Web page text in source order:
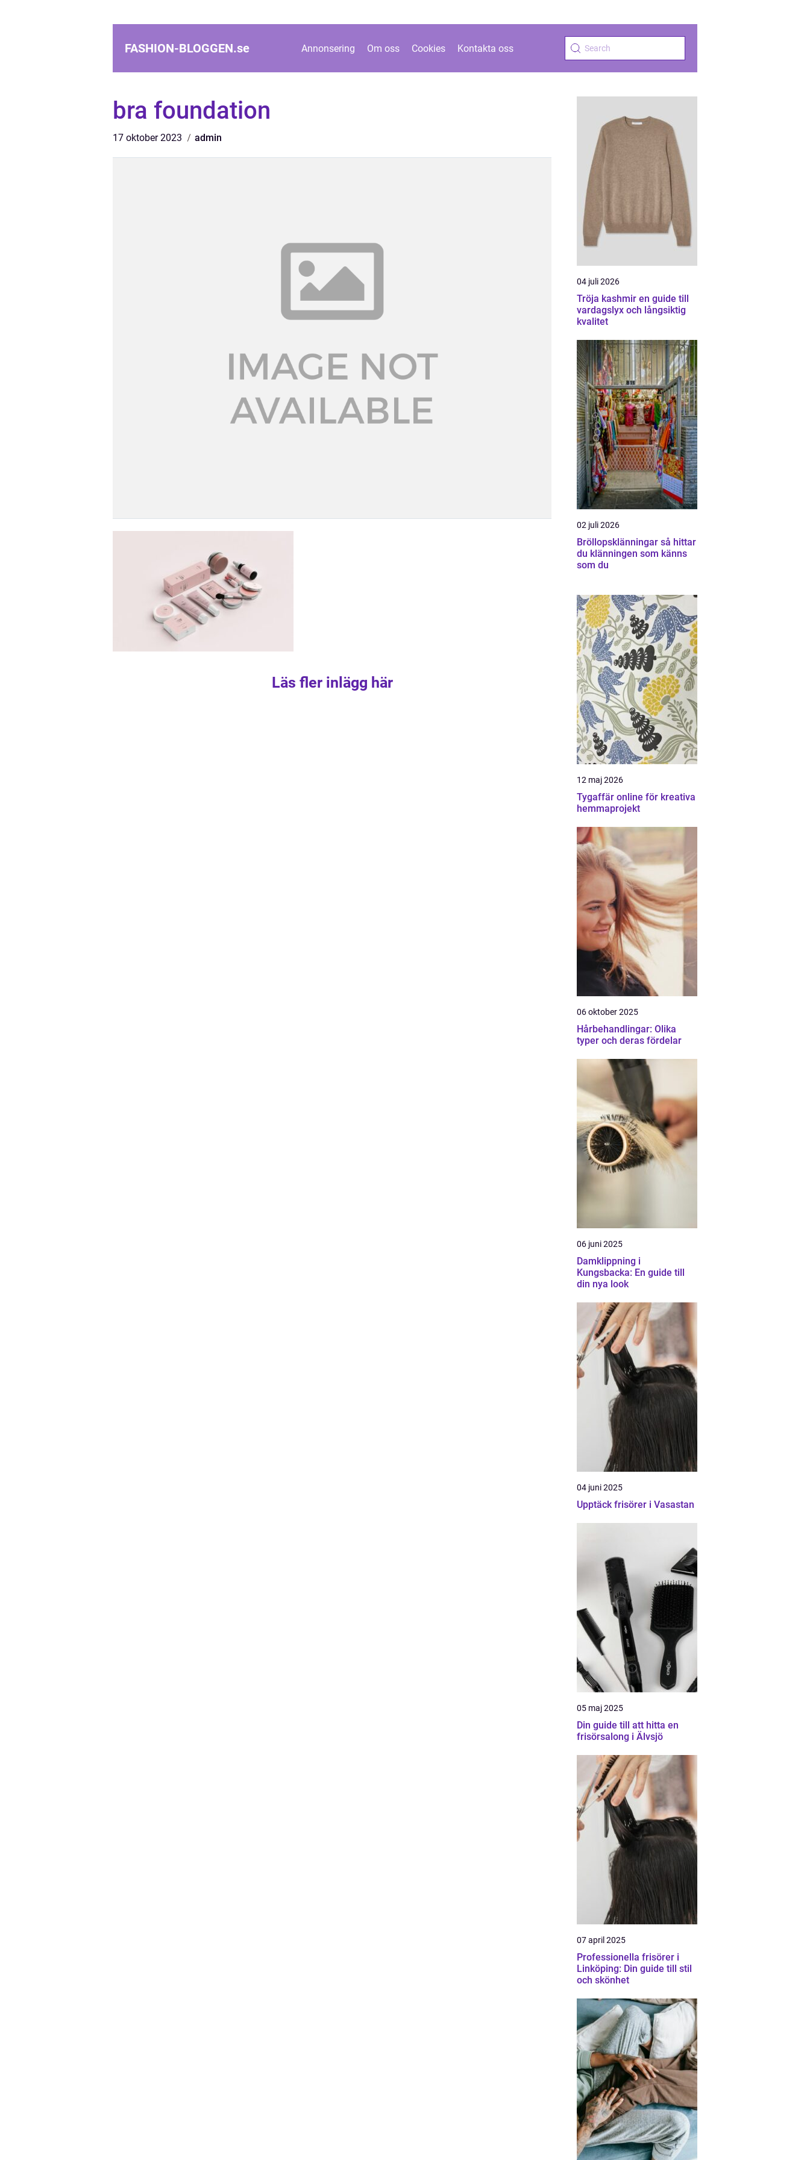
FASHION-BLOGGEN.se Annonsering Om oss Cookies Kontakta oss
bra foundation
17 oktober 2023 admin
Läs fler inlägg här
04 juli 2026
Tröja kashmir en guide till
vardagslyx och långsiktig
kvalitet
02 juli 2026
Bröllopsklänningar så hittar
du klänningen som känns
som du
12 maj 2026
Tygaffär online för kreativa
hemmaprojekt
06 oktober 2025
Hårbehandlingar: Olika
typer och deras fördelar
06 juni 2025
Damklippning i
Kungsbacka: En guide till
din nya look
04 juni 2025
Upptäck frisörer i Vasastan
05 maj 2025
Din guide till att hitta en
frisörsalong i Älvsjö
07 april 2025
Professionella frisörer i
Linköping: Din guide till stil
och skönhet